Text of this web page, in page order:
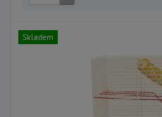
Skladem